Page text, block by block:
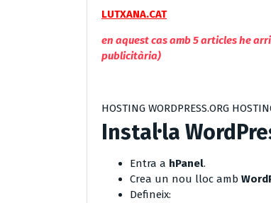
LUTXANA.CAT
en aquest cas amb 5 articles he
publicitària)
HOSTING WORDPRESS.ORG
Instal·la
Entra a hPanel.
Crea un nou lloc amb
Defineix: